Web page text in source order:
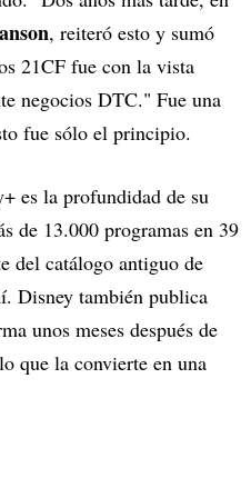
, reiteró esto y sumó
21CF fue con la vista
negocios DTC." Fue una
fue sólo el principio.
es la profundidad de su
de 13.000 programas en 39
del catálogo antiguo de
Disney también publica
unos meses después de
que la convierte en una